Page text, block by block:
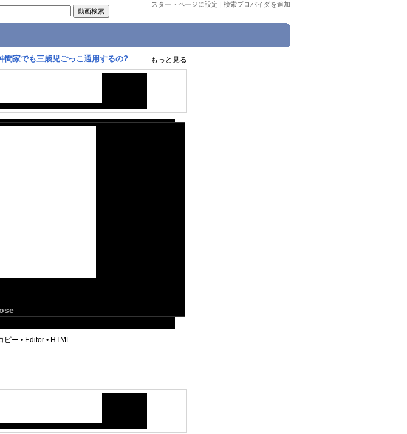
スタートページに設定 | 検索プロバイダを追加
間家でも三歳児ごっこ通用するの? もっと見る
ピー • Editor • HTML